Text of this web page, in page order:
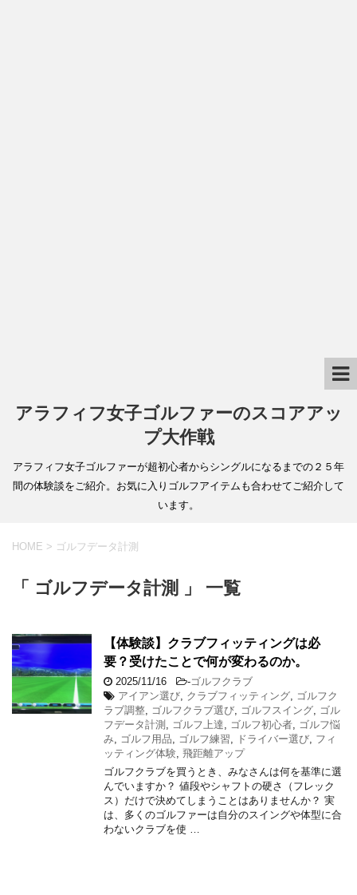
アラフィフ女子ゴルファーのスコアアッ
プ大作戦
アラフィフ女子ゴルファーが超初心者からシングルになるまでの２５年
間の体験談をご紹介。お気に入りゴルフアイテムも合わせてご紹介して
います。
HOME > ゴルフデータ計測
「 ゴルフデータ計測 」 一覧
【体験談】クラブフィッティングは必
要？受けたことで何が変わるのか。
2025/11/16 -ゴルフクラブ
アイアン選び クラブフィッティング
ゴルフク
ラブ調整
ゴルフクラブ選び ゴルフスイング
ゴル
フデータ計測
ゴルフ上達 ゴルフ初心者
ゴルフ悩
み
ゴルフ用品 ゴルフ練習 ドライバー選び フィ
ッティング体験 飛距離アップ
ゴルフクラブを買うとき、みなさんは何を基準に選
んでいますか？ 値段やシャフトの硬さ（フレック
ス）だけで決めてしまうことはありませんか？ 実
は、多くのゴルファーは自分のスイングや体型に合
わないクラブを使 …